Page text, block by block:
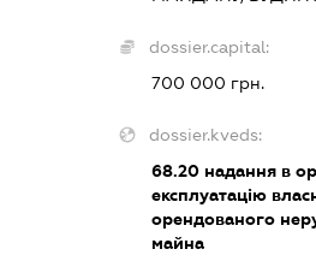
dossier.capital:
700 000 грн.
dossier.kveds:
68.20 надання в
експлуатацію
орендованого
майна